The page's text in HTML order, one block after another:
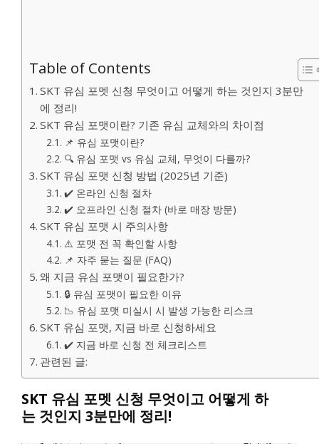
Table of Contents
SKT 유심 포멧 신청 무엇이고 어떻게 하는 것인지 3분만
에 정리!
SKT 유심 포맷이란? 기존 유심 교체와의 차이점
📌 유심 포맷이란?
🔍 유심 포맷 vs 유심 교체, 무엇이 다를까?
SKT 유심 포맷 신청 방법 (2025년 기준)
✔️ 온라인 신청 절차
✔️ 오프라인 신청 절차 (바로 매장 방문)
SKT 유심 포맷 시 주의사항
⚠️ 포맷 전 꼭 확인할 사항
📌 자주 묻는 질문 (FAQ)
왜 지금 유심 포맷이 필요한가?
🔒 유심 포맷이 필요한 이유
📉 유심 포맷 미실시 시 발생 가능한 리스크
SKT 유심 포맷, 지금 바로 신청하세요
✔️ 지금 바로 신청 전 체크리스트
관련된 글:
SKT 유심 포멧 신청 무엇이고 어떻게 하
는 것인지 3분만에 정리!